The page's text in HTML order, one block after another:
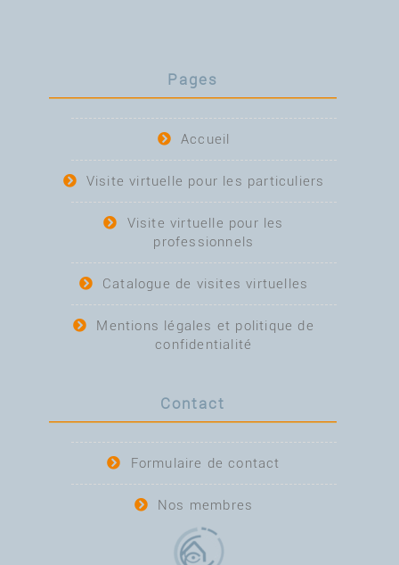
Pages
Accueil
Visite virtuelle pour les particuliers
Visite virtuelle pour les
professionnels
Catalogue de visites virtuelles
Mentions légales et politique de
confidentialité
Contact
Formulaire de contact
Nos membres